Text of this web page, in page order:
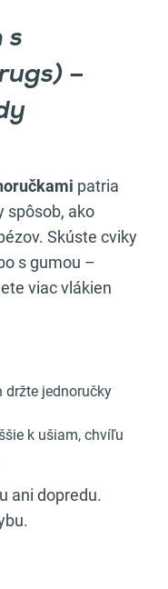
s
–
patria
spôsob, ako
Skúste cviky
s gumou –
viac vlákien
držte jednoručky
k ušiam, chvíľu
ani dopredu.